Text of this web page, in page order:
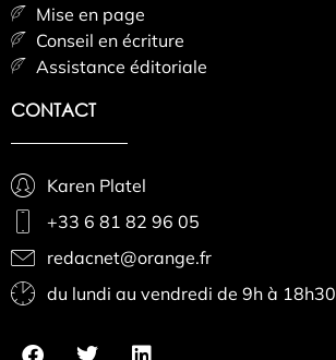
Mise en page
Conseil en écriture
Assistance éditoriale
CONTACT
Karen Platel
+33 6 81 82 96 05
redacnet@orange.fr
du lundi au vendredi de 9h à 18h30